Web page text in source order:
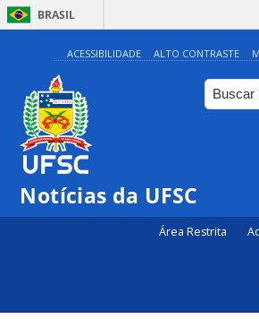
BRASIL
ACESSIBILIDADE ALTO CONTRASTE
Notícias da UFSC
Área Restrita